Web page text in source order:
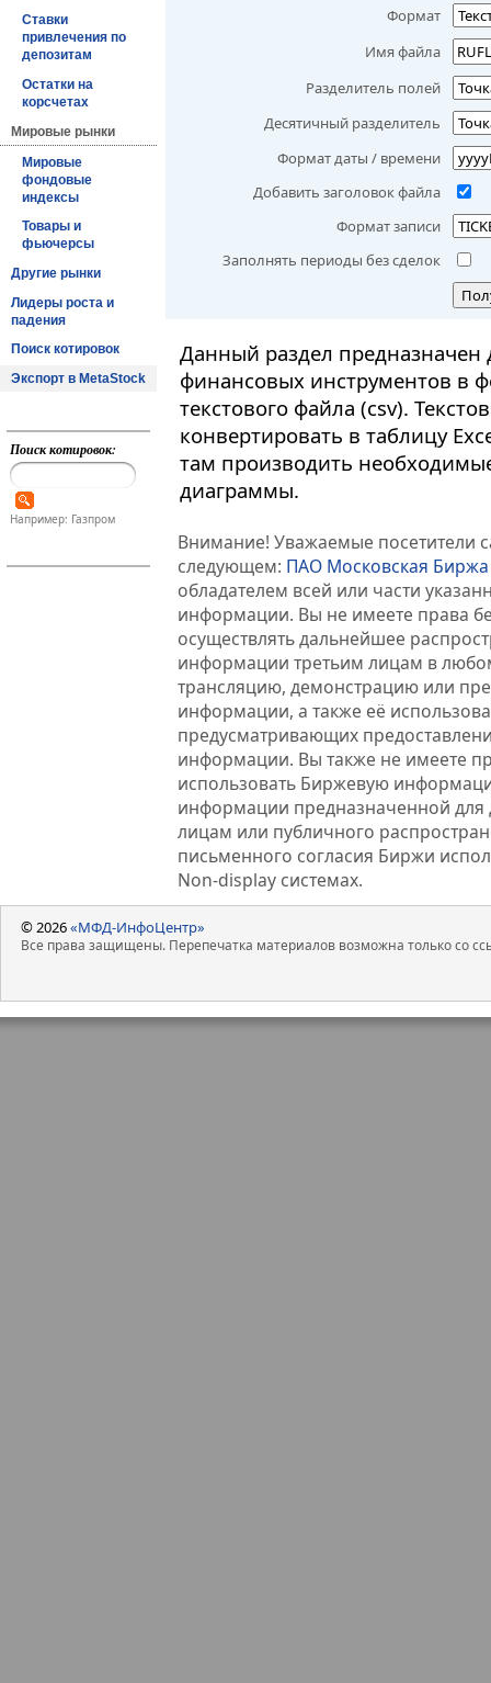
Ставки
привлечения по
депозитам
Остатки на
корсчетах
Мировые рынки
Мировые
фондовые
индексы
Товары и
фьючерсы
Другие рынки
Лидеры роста и
падения
Поиск котировок
Экспорт в MetaStock
Поиск котировок:
Например: Газпром
Формат
Имя файла
Разделитель полей
Десятичный разделитель
Формат даты / времени
Добавить заголовок файла
Формат записи
Заполнять периоды без сделок
Данный раздел
финансовых инструментов в
текстового файла (csv).
конвертировать в таблицу
там производить
диаграммы.
Внимание! Уважаемые посетители
следующем: ПАО Московская Биржа
обладателем всей или части
информации. Вы не имеете права
осуществлять дальнейшее
информации третьим лицам в
трансляцию, демонстрацию или
информации, а также её
предусматривающих
информации. Вы также не имеете
использовать Биржевую
информации предназначенной для
лицам или публичного
письменного согласия Биржи
Non-display системах.
© 2026«МФД-ИнфоЦентр»
Все права защищены. Перепечатка материалов возможна только со